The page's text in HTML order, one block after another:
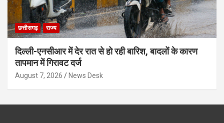
छत्तीसगढ़ राज्य
दिल्ली-एनसीआर में देर रात से हो रही बारिश, बादलों के कारण
तापमान में गिरावट दर्ज
August 7, 2026 News Desk